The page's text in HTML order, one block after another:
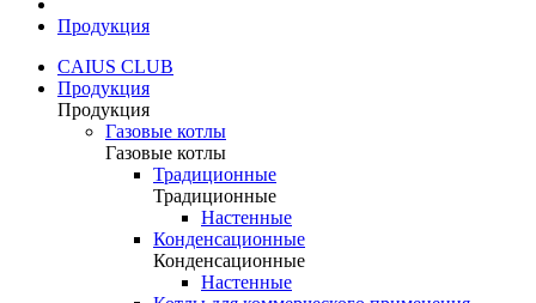
Продукция
CAIUS CLUB
Продукция
Продукция
Газовые котлы
Газовые котлы
Традиционные
Традиционные
Настенные
Конденсационные
Конденсационные
Настенные